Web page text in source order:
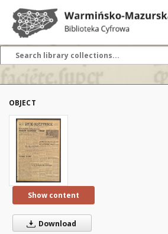
OBJECT
Show content
Download